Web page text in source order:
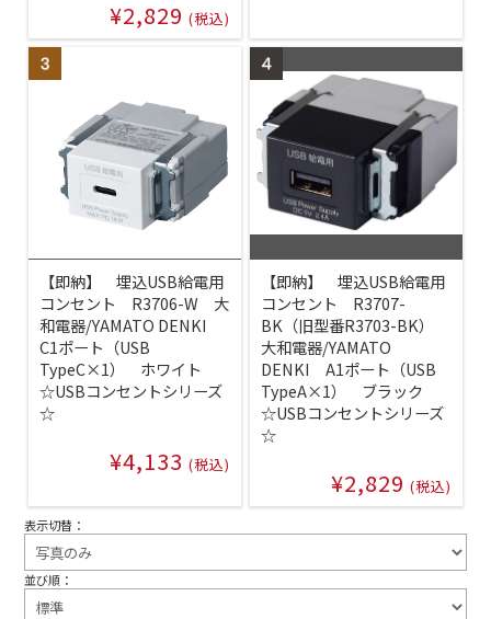
¥2,829 (税込)
【即納】 埋込USB給電用
コンセント R3706-W 大
和電器/YAMATO DENKI
C1ポート（USB
TypeC×1） ホワイト
☆USBコンセントシリーズ
☆
¥4,133 (税込)
【即納】 埋込USB給電用
コンセント R3707-
BK（旧型番R3703-BK）
大和電器/YAMATO
DENKI A1ポート（USB
TypeA×1） ブラック
☆USBコンセントシリーズ
☆
¥2,829 (税込)
表示切替：
並び順：